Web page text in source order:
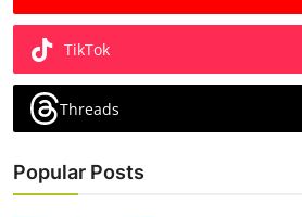
TikTok
Threads
Popular Posts